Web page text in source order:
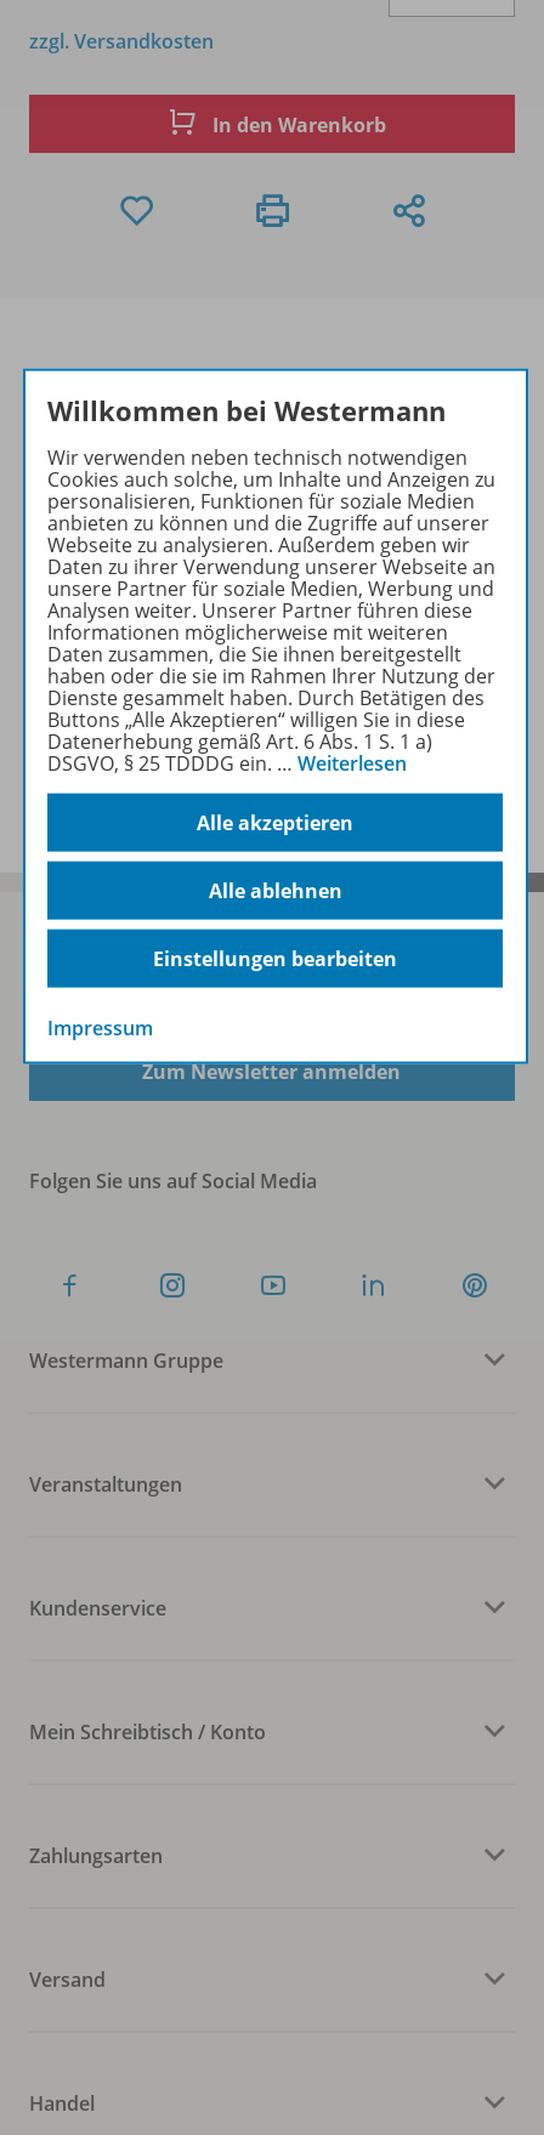
zzgl. Versandkosten
In den Warenkorb
Produktinformationen
Beschreibung
Zugehörige Produkte
Benachrichtigungs-Service
Veranstaltungen
Sofort profitieren
Zum Newsletter anmelden
Folgen Sie uns auf Social Media
Westermann Gruppe
Veranstaltungen
Kundenservice
Mein Schreibtisch / Konto
Zahlungsarten
Versand
Handel
Willkommen bei Westermann
Wir verwenden neben technisch notwendigen
Cookies auch solche, um Inhalte und Anzeigen zu
personalisieren, Funktionen für soziale Medien
anbieten zu können und die Zugriffe auf unserer
Webseite zu analysieren. Außerdem geben wir
Daten zu ihrer Verwendung unserer Webseite an
unsere Partner für soziale Medien, Werbung und
Analysen weiter. Unserer Partner führen diese
Informationen möglicherweise mit weiteren
Daten zusammen, die Sie ihnen bereitgestellt
haben oder die sie im Rahmen Ihrer Nutzung der
Dienste gesammelt haben. Durch Betätigen des
Buttons „Alle Akzeptieren“ willigen Sie in diese
Datenerhebung gemäß Art. 6 Abs. 1 S. 1 a)
DSGVO, § 25 TDDDG ein. … Weiterlesen
Alle akzeptieren
Alle ablehnen
Einstellungen bearbeiten
Impressum